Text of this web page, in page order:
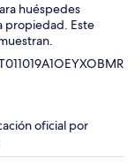
huéspedes
propiedad. Este
oficial por